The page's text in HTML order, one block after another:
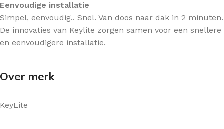
Eenvoudige installatie
Simpel, eenvoudig.. Snel. Van doos naar dak in 2 minuten.
De innovaties van Keylite zorgen samen voor een snellere
en eenvoudigere installatie.
Over merk
KeyLite